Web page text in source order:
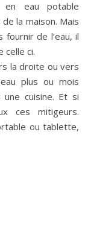
eau potable
la maison. Mais
de l’eau, il
celle ci.
la droite ou vers
plus ou mois
cuisine. Et si
ces mitigeurs.
ou tablette,